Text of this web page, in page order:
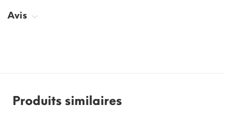
Avis
Produits similaires